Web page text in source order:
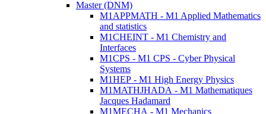
Master (DNM)
M1APPMATH - M1 Applied Mathematics
and statistics
M1CHEINT - M1 Chemistry and
Interfaces
M1CPS - M1 CPS - Cyber Physical
Systems
M1HEP - M1 High Energy Physics
M1MATHJHADA - M1 Mathematiques
Jacques Hadamard
M1MECHA - M1 Mechanics